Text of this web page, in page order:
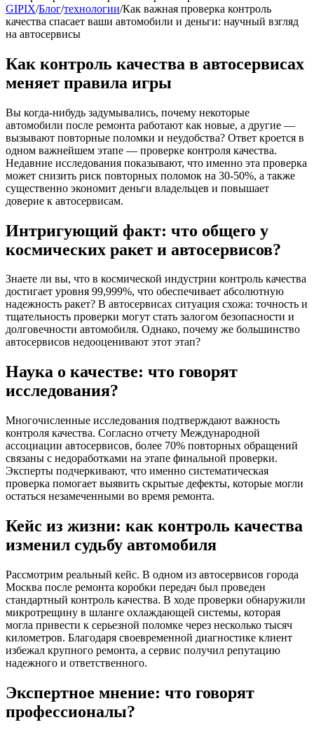
GIPIX/Блог/технологии/Как важная проверка контроль
качества спасает ваши автомобили и деньги: научный взгляд
на автосервисы
Как контроль качества в автосервисах
меняет правила игры
Вы когда-нибудь задумывались, почему некоторые
автомобили после ремонта работают как новые, а другие —
вызывают повторные поломки и неудобства? Ответ кроется в
одном важнейшем этапе — проверке контроля качества.
Недавние исследования показывают, что именно эта проверка
может снизить риск повторных поломок на 30-50%, а также
существенно экономит деньги владельцев и повышает
доверие к автосервисам.
Интригующий факт: что общего у
космических ракет и автосервисов?
Знаете ли вы, что в космической индустрии контроль качества
достигает уровня 99,999%, что обеспечивает абсолютную
надежность ракет? В автосервисах ситуация схожа: точность и
тщательность проверки могут стать залогом безопасности и
долговечности автомобиля. Однако, почему же большинство
автосервисов недооценивают этот этап?
Наука о качестве: что говорят
исследования?
Многочисленные исследования подтверждают важность
контроля качества. Согласно отчету Международной
ассоциации автосервисов, более 70% повторных обращений
связаны с недоработками на этапе финальной проверки.
Эксперты подчеркивают, что именно систематическая
проверка помогает выявить скрытые дефекты, которые могли
остаться незамеченными во время ремонта.
Кейс из жизни: как контроль качества
изменил судьбу автомобиля
Рассмотрим реальный кейс. В одном из автосервисов города
Москва после ремонта коробки передач был проведен
стандартный контроль качества. В ходе проверки обнаружили
микротрещину в шланге охлаждающей системы, которая
могла привести к серьезной поломке через несколько тысяч
километров. Благодаря своевременной диагностике клиент
избежал крупного ремонта, а сервис получил репутацию
надежного и ответственного.
Экспертное мнение: что говорят
профессионалы?